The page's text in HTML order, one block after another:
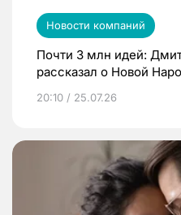
Новости компаний
Почти 3 млн идей:
рассказал о Новой
20:10 / 25.07.26